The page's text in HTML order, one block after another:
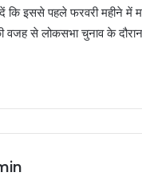
दें कि इससे पहले फरवरी महीने में
वजह से लोकसभा चुनाव के